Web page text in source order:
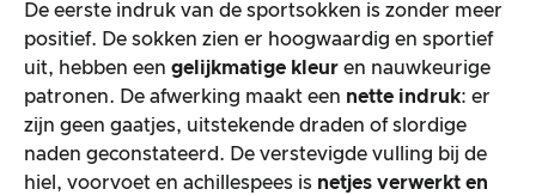
De eerste indruk van de sportsokken is zonder meer
positief. De sokken zien er hoogwaardig en sportief
uit, hebben een gelijkmatige kleur en nauwkeurige
patronen. De afwerking maakt een nette indruk: er
zijn geen gaatjes, uitstekende draden of slordige
naden geconstateerd. De verstevigde vulling bij de
hiel, voorvoet en achillespees is netjes verwerkt en